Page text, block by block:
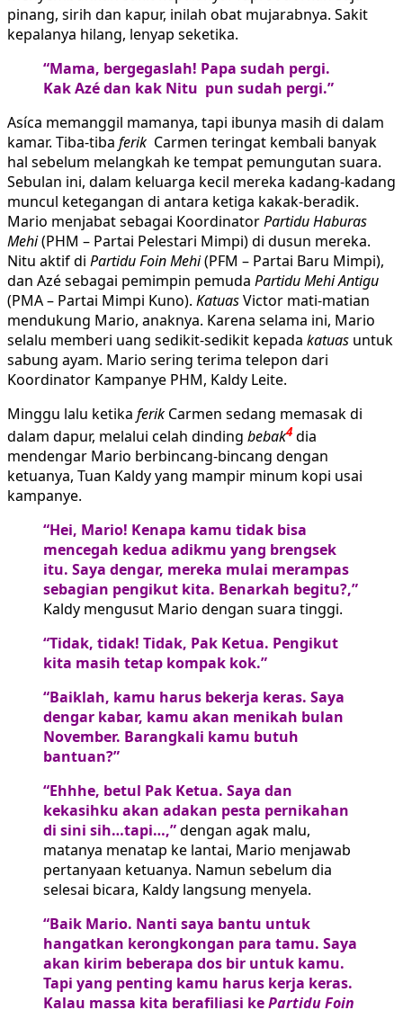
pinang, sirih dan kapur, inilah obat mujarabnya. Sakit
kepalanya hilang, lenyap seketika.
“Mama, bergegaslah! Papa sudah pergi.
Kak Azé dan kak Nitu pun sudah pergi.”
Asíca memanggil mamanya, tapi ibunya masih di dalam
kamar. Tiba-tiba ferik Carmen teringat kembali banyak
hal sebelum melangkah ke tempat pemungutan suara.
Sebulan ini, dalam keluarga kecil mereka kadang-kadang
muncul ketegangan di antara ketiga kakak-beradik.
Mario menjabat sebagai KoordinatorPartidu Haburas
Mehi(PHM – Partai Pelestari Mimpi) di dusun mereka.
Nitu aktif di Partidu Foin Mehi(PFM – Partai Baru Mimpi),
dan Azé sebagai pemimpin pemuda Partidu Mehi Antigu
(PMA – Partai Mimpi Kuno). KatuasVictor mati-matian
mendukung Mario, anaknya. Karena selama ini, Mario
selalu memberi uang sedikit-sedikit kepada katuas untuk
sabung ayam. Mario sering terima telepon dari
Koordinator Kampanye PHM, Kaldy Leite.
Minggu lalu ketika ferik Carmen sedang memasak di
dalam dapur, melalui celah dinding bebak4 dia
mendengar Mario berbincang-bincang dengan
ketuanya, Tuan Kaldy yang mampir minum kopi usai
kampanye.
“Hei, Mario! Kenapa kamu tidak bisa
mencegah kedua adikmu yang brengsek
itu. Saya dengar, mereka mulai merampas
sebagian pengikut kita. Benarkah begitu?,”
Kaldy mengusut Mario dengan suara tinggi.
“Tidak, tidak! Tidak, Pak Ketua. Pengikut
kita masih tetap kompak kok.”
“Baiklah, kamu harus bekerja keras. Saya
dengar kabar, kamu akan menikah bulan
November. Barangkali kamu butuh
bantuan?”
“Ehhhe, betul Pak Ketua. Saya dan
kekasihku akan adakan pesta pernikahan
di sini sih…tapi…,”dengan agak malu,
matanya menatap ke lantai, Mario menjawab
pertanyaan ketuanya. Namun sebelum dia
selesai bicara, Kaldy langsung menyela.
“Baik Mario. Nanti saya bantu untuk
hangatkan kerongkongan para tamu. Saya
akan kirim beberapa dos bir untuk kamu.
Tapi yang penting kamu harus kerja keras.
Kalau massa kita berafiliasi kePartidu Foin